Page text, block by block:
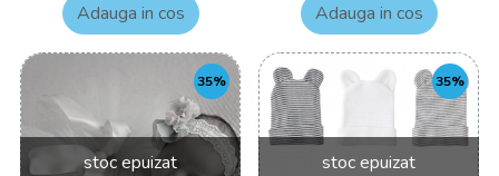
Adauga in cos
Adauga in cos
stoc epuizat
35%
stoc epuizat
35%